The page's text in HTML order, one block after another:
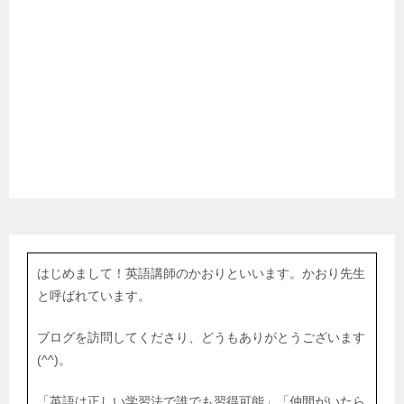
はじめまして！英語講師のかおりといいます。かおり先生
と呼ばれています。
ブログを訪問してくださり、どうもありがとうございます
(^^)。